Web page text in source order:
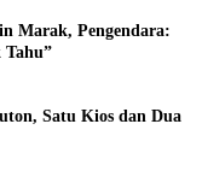
Marak, Pengendara:
Tahu”
Satu Kios dan Dua